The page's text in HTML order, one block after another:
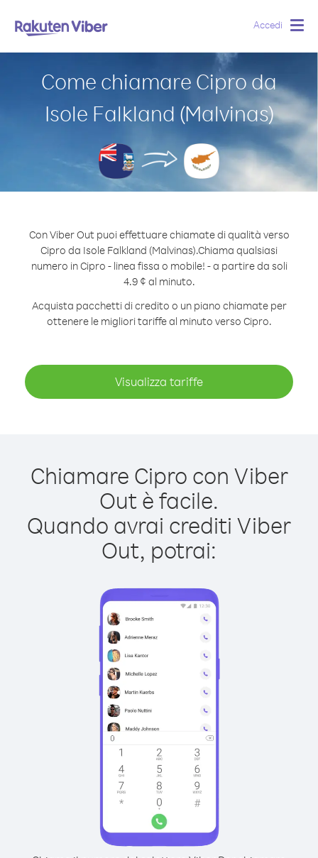
Accedi
Come chiamare Cipro da
Isole Falkland (Malvinas)
Con Viber Out puoi effettuare chiamate di qualità verso
Cipro da Isole Falkland (Malvinas).Chiama qualsiasi
numero in Cipro - linea fissa o mobile! - a partire da soli
4.9 ¢ al minuto.
Acquista pacchetti di credito o un piano chiamate per
ottenere le migliori tariffe al minuto verso Cipro.
Visualizza tariffe
Chiamare Cipro con Viber
Out è facile.
Quando avrai crediti Viber
Out, potrai: